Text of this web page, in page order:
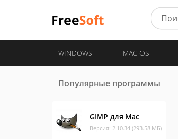
WINDOWS MAC OS
Популярные программы
GIMP для Mac
Версия: 2.10.34 (293.58 МБ)